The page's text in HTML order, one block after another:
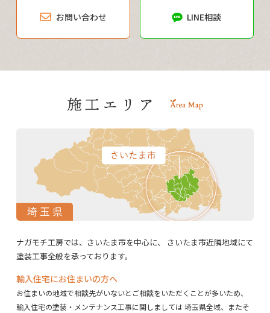
お問い合わせ LINE相談
ナガモチ工房では、さいたま市を中心に、
さいたま市近隣地域にて
塗装工事全般を承っております。
輸入住宅にお住まいの方へ
お住まいの地域で相談先がいないとご相談をいただくことが多いため、
輸入住宅の塗装・メンテナンス工事に関しましては埼玉県全域、またそ